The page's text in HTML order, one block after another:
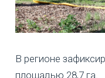
В регионе
площадью 28,7 га.